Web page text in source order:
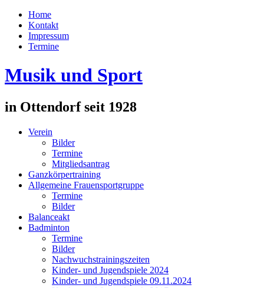
Home
Kontakt
Impressum
Termine
Musik und Sport
in Ottendorf seit 1928
Verein
Bilder
Termine
Mitgliedsantrag
Ganzkörpertraining
Allgemeine Frauensportgruppe
Termine
Bilder
Balanceakt
Badminton
Termine
Bilder
Nachwuchstrainingszeiten
Kinder- und Jugendspiele 2024
Kinder- und Jugendspiele 09.11.2024